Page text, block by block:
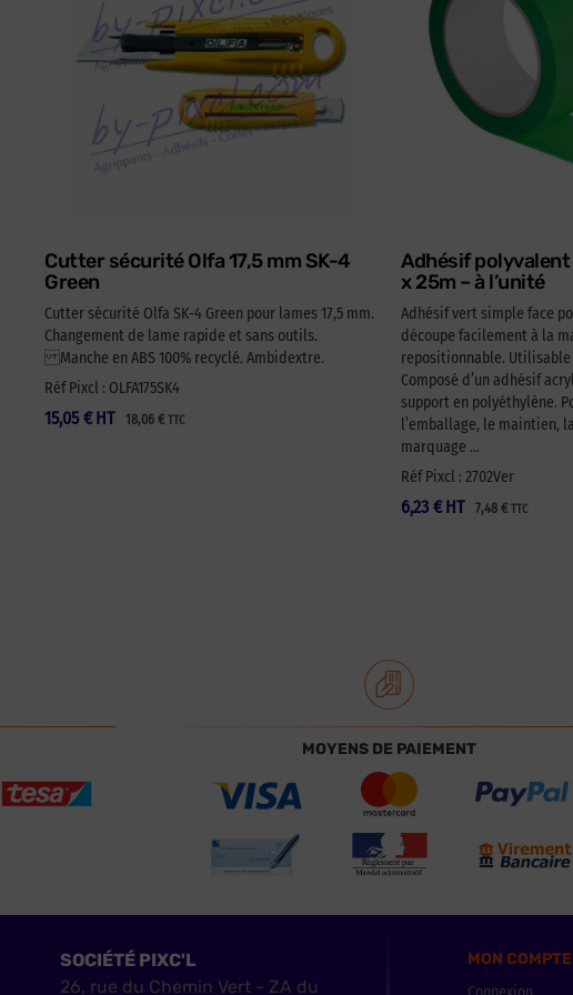
Cutter sécurité Olfa 17,5 mm SK-4
Green
Cutter sécurité Olfa SK-4 Green pour lames 17,5 mm.
Changement de lame rapide et sans outils.
Manche en ABS 100% recyclé. Ambidextre.
Réf Pixcl : OLFA175SK4
15,05 € 18,06 € TTC
HT
Adhésif
x 25m – à l’unité
Adhésif vert simple face
découpe facilement à la
repositionnable.
Composé d’un adhésif
support en polyéthylène.
l’emballage, le maintien,
marquage …
Réf Pixcl : 2702Ver
6,23 € 7,48 € TTC
HT
MOYENS DE PAIEMENT
SOCIÉTÉ PIXC'L
26, rue du Chemin Vert - ZA du
MON COMPTE